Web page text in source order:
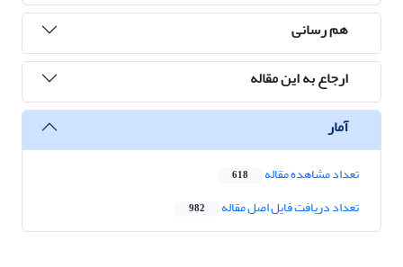
هم رسانی
ارجاع به این مقاله
آمار
تعداد مشاهده مقاله 618
تعداد دریافت فایل اصل مقاله 982